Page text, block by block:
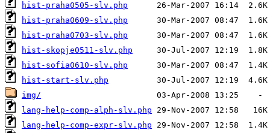
hist-praha0505-slv.php
hist-praha0609-slv.php
hist-praha0703-slv.php
hist-skopje0511-slv.php
hist-sofia0610-slv.php
hist-start-slv.php
img/
lang-help-comp-alph-slv.php
lang-help-comp-expr-slv.php